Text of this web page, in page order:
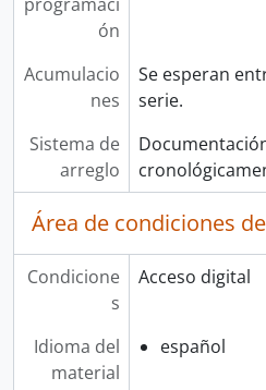
ón
Acumulacio
nes
Se esperan
serie.
Sistema de
arreglo
Área de condiciones
Condicione
s
Acceso digital
Idioma del
material
español